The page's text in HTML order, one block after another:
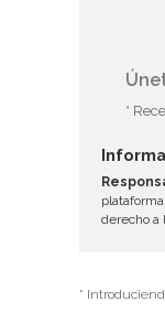
*
derecho a
*